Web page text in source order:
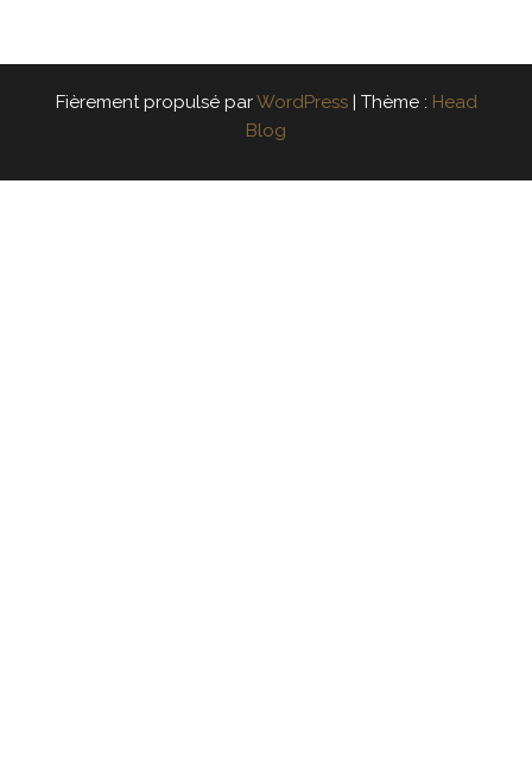
Fièrement propulsé parWordPress | Thème : Head
Blog